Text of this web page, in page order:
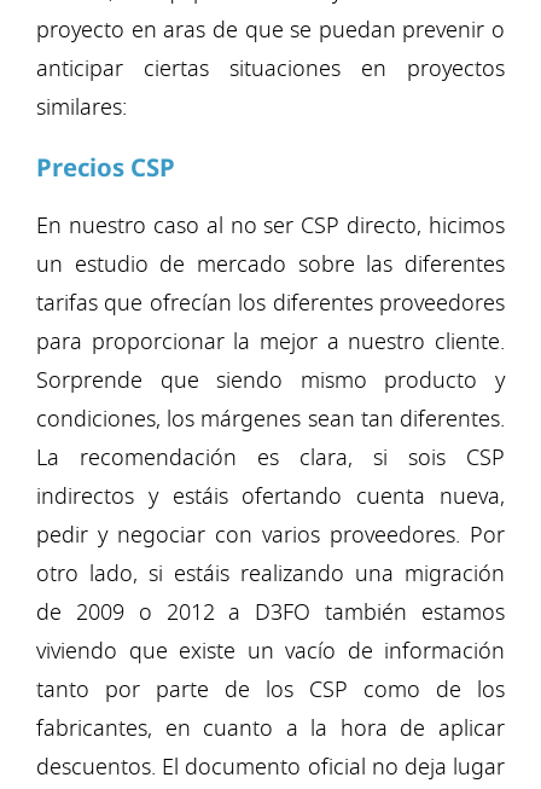
proyecto en aras de que se puedan prevenir o
anticipar ciertas situaciones en proyectos
similares:
Precios CSP
En nuestro caso al no ser CSP directo, hicimos
un estudio de mercado sobre las diferentes
tarifas que ofrecían los diferentes proveedores
para proporcionar la mejor a nuestro cliente.
Sorprende que siendo mismo producto y
condiciones, los márgenes sean tan diferentes.
La recomendación es clara, si sois CSP
indirectos y estáis ofertando cuenta nueva,
pedir y negociar con varios proveedores. Por
otro lado, si estáis realizando una migración
de 2009 o 2012 a D3FO también estamos
viviendo que existe un vacío de información
tanto por parte de los CSP como de los
fabricantes, en cuanto a la hora de aplicar
descuentos. El documento oficial no deja lugar